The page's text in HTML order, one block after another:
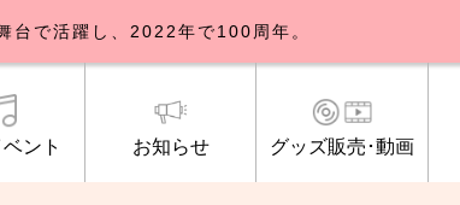
台で活躍し、2022年で100周年。
ント お知らせ グッズ販売･動画